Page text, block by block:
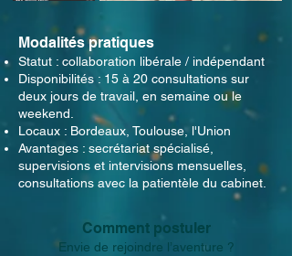
Modalités pratiques
Statut : collaboration libérale / indépendant
Disponibilités : 15 à 20 consultations sur
deux jours de travail, en semaine ou le
weekend.
Locaux : Bordeaux, Toulouse, l'Union
Avantages : secrétariat spécialisé,
supervisions et intervisions mensuelles,
consultations avec la patientèle du cabinet.
Comment postuler
Envie de rejoindre l’aventure ?